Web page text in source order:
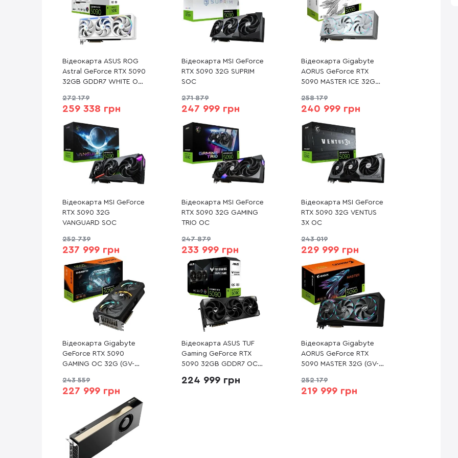
Відеокарта ASUS ROG
Astral GeForce RTX 5090
32GB GDDR7 WHITE OC
RTX5090-O32G-WHITE)
272 179
259 338 грн
Відеокарта MSI GeForce
RTX 5090 32G SUPRIM
SOC
271 879
247 999 грн
Відеокарта Gigabyte
AORUS GeForce RTX
5090 MASTER ICE 32G
32GD)
258 179
240 999 грн
Відеокарта MSI GeForce
RTX 5090 32G
VANGUARD SOC
252 739
237 999 грн
Відеокарта MSI GeForce
RTX 5090 32G GAMING
TRIO OC
247 879
233 999 грн
Відеокарта MSI GeForce
RTX 5090 32G VENTUS
3X OC
243 019
229 999 грн
Відеокарта Gigabyte
GeForce RTX 5090
GAMING OC 32G (GV-
32GD)
243 559
227 999 грн
Відеокарта ASUS TUF
Gaming GeForce RTX
5090 32GB GDDR7 OC
O32G-GAMING)
224 999 грн
Відеокарта Gigabyte
AORUS GeForce RTX
5090 MASTER 32G (GV-
252 179
219 999 грн